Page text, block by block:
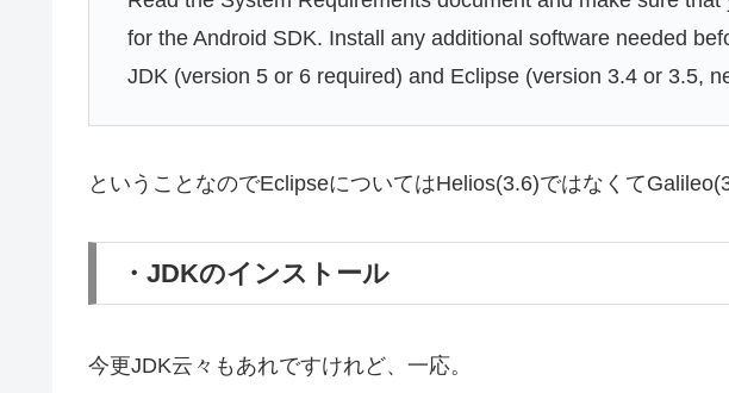
for the Android SDK. Install any additional software needed
JDK (version 5 or 6 required) and Eclipse (version 3.4 or 3.5,
ということなのでEclipseについてはHelios(3.6)ではなくて
・JDKのインストール
今更JDK云々もあれですけれど、一応。